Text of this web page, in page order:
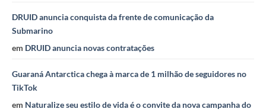
DRUID anuncia conquista da frente de comunicação da
Submarino
em DRUID anuncia novas contratações
Guaraná Antarctica chega à marca de 1 milhão de seguidores no
TikTok
em Naturalize seu estilo de vida é o convite da nova campanha do